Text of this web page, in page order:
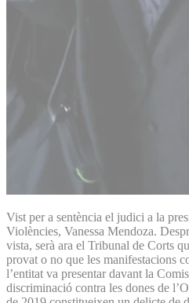
Vist per a sentència el judici a la
Violències, Vanessa Mendoza.
vista, serà ara el Tribunal de Corts
provat o no que les manifestacions
l’entitat va presentar davant la
discriminació contra les dones de